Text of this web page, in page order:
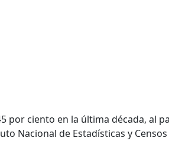
por ciento en la última década, al
Nacional de Estadísticas y Censos